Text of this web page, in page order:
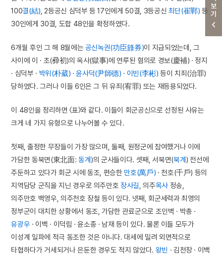
더보기
100결(結) , 2등공신 심덕부 등 17인에게 50결, 3등공신 최단(崔鄲) 등
30인에게 30결, 도합 48인을 확정하였다.
6개월 후인 그 해 8월에는 공신녹권(功臣錄券)이 지급되었는데, 그
사이에 이 · 초(彛初)의 옥사(獄事)에 연루된 혐의로 경보(慶補) · 정지
· 심덕부 · 박위(朴葳) ·윤사덕(尹師德) · 이빈(李彬) 등이 치죄(治罪)
당하였다. 그러나 이들 6인은 그 뒤 유죄(宥罪) 또는 재등용되었다.
이 48인을 정리하면 〈표〉와 같다. 이들이 회군공신으로 선정된 사유는
크게 네 가지 유형으로 나누어볼 수 있다.
첫째, 출정한 무장들이 가장 많으며, 둘째, 원정군에 참여했거나 이에
가담한 동북면(東北面: 동계)의 군사들이다. 셋째, 서북면(북계) 전선에
주둔하고 있다가 회군 시에 동조, 편승한 만호(萬戶) · 천호(千戶) 등의
지역담당 군직을 지닌 경우로 의주만호 장사길 , 의주목사정송,
의주만호 백영우, 의주천호 장철 등이 있다. 넷째, 회군세력과 최영의
정부군이 대치한 상황에서 동조, 가담한 관료군으로 조인벽 · 박총 ·
유광우 · 이백 · 이덕림 · 윤소종 · 남재 등이 있다. 물론 이들 모두가
이성계 일파에 적극 동조한 것은 아니다. 대세에 밀려 외면적으로
타협하다가 거세되거나 은둔한 경우도 적지 않았다. 왕빈 · 김천장 · 이백